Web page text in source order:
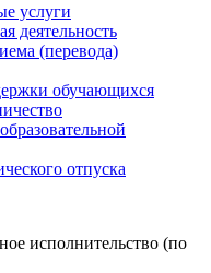
услуги
деятельность
(перевода)
обучающихся
отпуска
исполнительство (по